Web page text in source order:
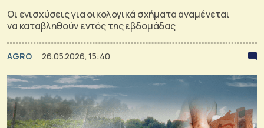
Οι ενισχύσεις για οικολογικά σχήματα αναμένεται
να καταβληθούν εντός της εβδομάδας
AGRO 26.05.2026, 15:40